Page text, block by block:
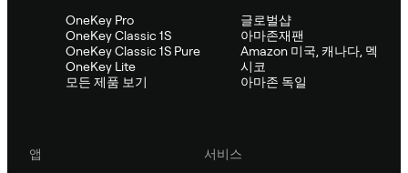
OneKey Pro
OneKey Classic 1S
OneKey Classic 1S Pure
OneKey Lite
모든 제품 보기
글로벌샵
아마존재팬
Amazon 미국, 캐나다, 멕
시코
아마존 독일
앱
서비스